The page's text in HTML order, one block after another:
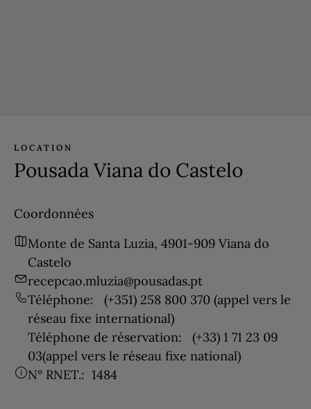
LOCATION
Pousada Viana do Castelo
Coordonnées
Monte de Santa Luzia, 4901-909 Viana do
Castelo
recepcao.mluzia@pousadas.pt
Téléphone:
(+351) 258 800 370 (appel vers le
réseau fixe international)
Téléphone de réservation:
(+33) 1 71 23 09
03(appel vers le réseau fixe national)
N° RNET.: 1484